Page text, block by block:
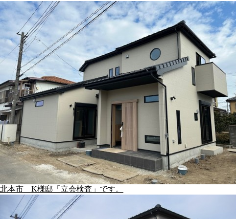
北本市 K様邸「立会検査」です。